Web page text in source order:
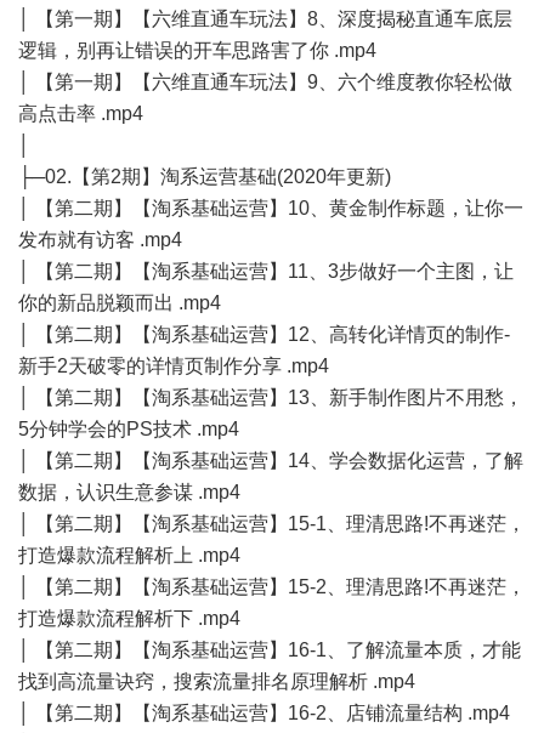
│ 【第一期】【六维直通车玩法】8、深度揭秘直通车底层
逻辑，别再让错误的开车思路害了你 .mp4
│ 【第一期】【六维直通车玩法】9、六个维度教你轻松做
高点击率 .mp4
├─02.【第2期】淘系运营基础(2020年更新)
│ 【第二期】【淘系基础运营】10、黄金制作标题，让你一
发布就有访客 .mp4
│ 【第二期】【淘系基础运营】11、3步做好一个主图，让
你的新品脱颖而出 .mp4
│ 【第二期】【淘系基础运营】12、高转化详情页的制作-
新手2天破零的详情页制作分享 .mp4
│ 【第二期】【淘系基础运营】13、新手制作图片不用愁，
5分钟学会的PS技术 .mp4
│ 【第二期】【淘系基础运营】14、学会数据化运营，了解
数据，认识生意参谋 .mp4
│ 【第二期】【淘系基础运营】15-1、理清思路!不再迷茫，
打造爆款流程解析上 .mp4
│ 【第二期】【淘系基础运营】15-2、理清思路!不再迷茫，
打造爆款流程解析下 .mp4
│ 【第二期】【淘系基础运营】16-1、了解流量本质，才能
找到高流量诀窍，搜索流量排名原理解析 .mp4
│ 【第二期】【淘系基础运营】16-2、店铺流量结构 .mp4